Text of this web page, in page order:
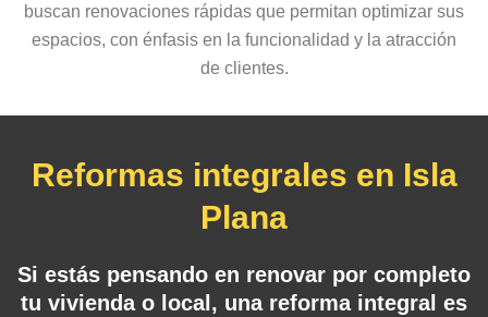
buscan renovaciones rápidas que permitan optimizar sus
espacios, con énfasis en la funcionalidad y la atracción
de clientes.
Reformas integrales en Isla
Plana
Si estás pensando en renovar por completo
tu vivienda o local, una reforma integral es